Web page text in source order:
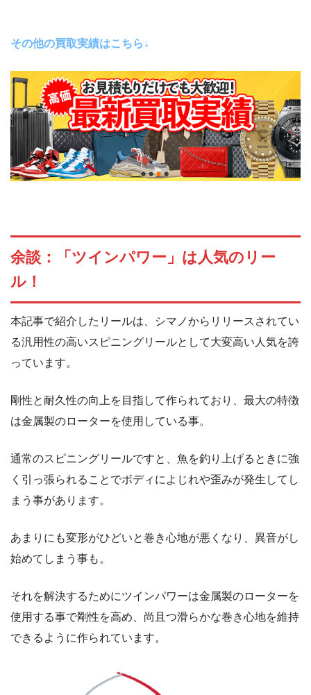
その他の買取実績はこちら↓
余談：「ツインパワー」は人気のリー
ル！
本記事で紹介したリールは、シマノからリリースされてい
る汎用性の高いスピニングリールとして大変高い人気を誇
っています。
剛性と耐久性の向上を目指して作られており、最大の特徴
は金属製のローターを使用している事。
通常のスピニングリールですと、魚を釣り上げるときに強
く引っ張られることでボディによじれや歪みが発生してし
まう事があります。
あまりにも変形がひどいと巻き心地が悪くなり、異音がし
始めてしまう事も。
それを解決するためにツインパワーは金属製のローターを
使用する事で剛性を高め、尚且つ滑らかな巻き心地を維持
できるように作られています。